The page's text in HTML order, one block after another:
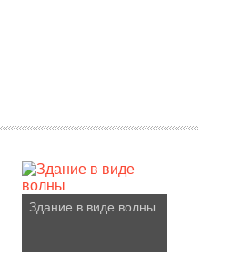
Здание в виде волны